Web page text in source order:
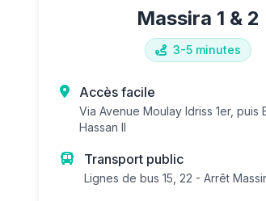
Massira 1 & 2
3-5 minutes
Accès facile
Via Avenue Moulay Idriss 1er, puis
Hassan II
Transport public
Lignes de bus 15, 22 - Arrêt